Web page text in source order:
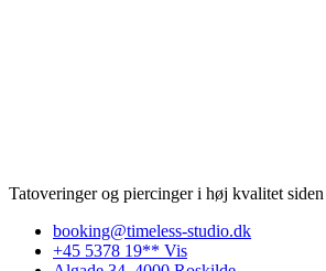
Tatoveringer og piercinger i høj kvalitet siden
booking@timeless-studio.dk
+45 5378 19** Vis